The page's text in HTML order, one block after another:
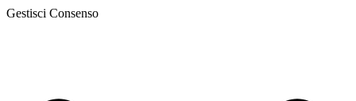
Gestisci Consenso